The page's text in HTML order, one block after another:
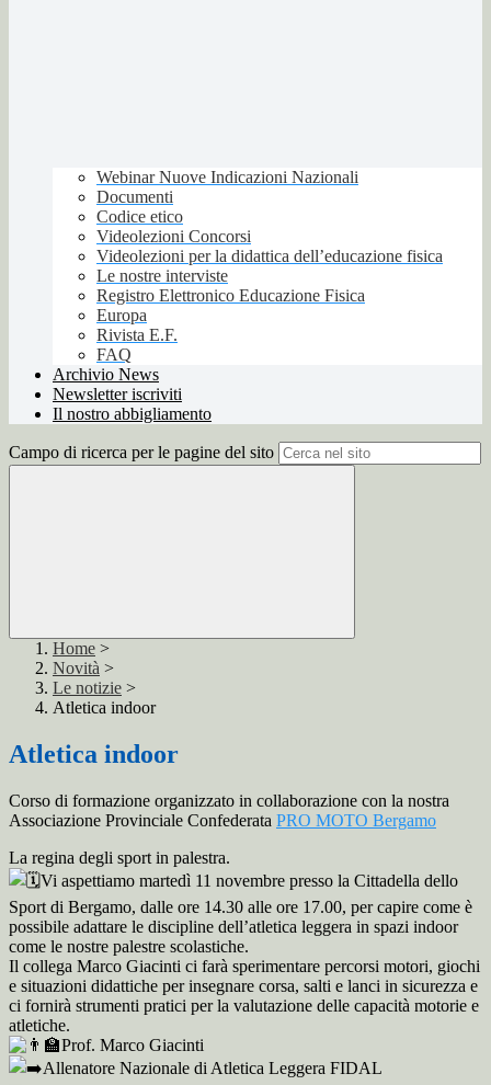
Webinar Nuove Indicazioni Nazionali
Documenti
Codice etico
Videolezioni Concorsi
Videolezioni per la didattica dell’educazione fisica
Le nostre interviste
Registro Elettronico Educazione Fisica
Europa
Rivista E.F.
FAQ
Archivio News
Newsletter iscriviti
Il nostro abbigliamento
Campo di ricerca per le pagine del sito
Home >
Novità >
Le notizie >
Atletica indoor
Atletica indoor
Corso di formazione organizzato in collaborazione con la nostra
Associazione Provinciale Confederata PRO MOTO Bergamo
La regina degli sport in palestra.
Vi aspettiamo martedì 11 novembre presso la Cittadella dello
Sport di Bergamo, dalle ore 14.30 alle ore 17.00, per capire come è
possibile adattare le discipline dell’atletica leggera in spazi indoor
come le nostre palestre scolastiche.
Il collega Marco Giacinti ci farà sperimentare percorsi motori, giochi
e situazioni didattiche per insegnare corsa, salti e lanci in sicurezza e
ci fornirà strumenti pratici per la valutazione delle capacità motorie e
atletiche.
Prof. Marco Giacinti
Allenatore Nazionale di Atletica Leggera FIDAL